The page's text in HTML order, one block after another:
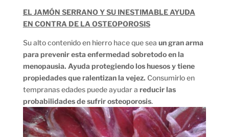
EL JAMÓN SERRANO Y SU INESTIMABLE AYUDA
EN CONTRA DE LA OSTEOPOROSIS
Su alto contenido en hierro hace que sea un gran arma
para prevenir esta enfermedad sobretodo en la
menopausia. Ayuda protegiendo los huesos y tiene
propiedades que ralentizan la vejez. Consumirlo en
tempranas edades puede ayudar a reducir las
probabilidades de sufrir osteoporosis.